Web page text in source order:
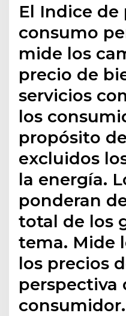
El Indice de
consumo
mide los
precio de
servicios
los
propósito
excluidos
la energía.
ponderan
total de los
tema. Mide
los precios
perspectiva
consumidor.